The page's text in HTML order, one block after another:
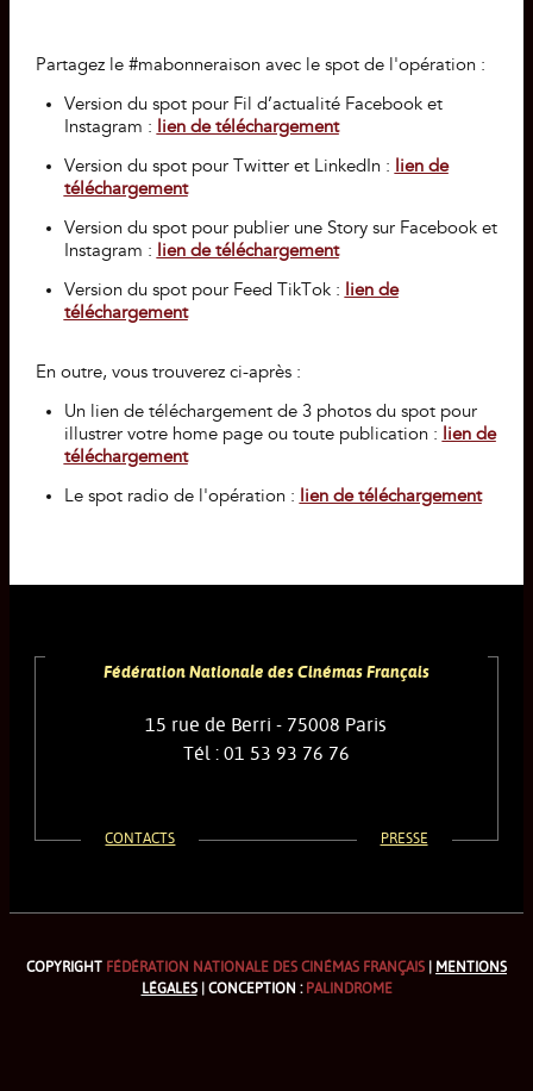
Partagez le #mabonneraison avec le spot de l'opération :
Version du spot pour Fil d’actualité Facebook et
Instagram : lien de téléchargement
Version du spot pour Twitter et LinkedIn : lien de
téléchargement
Version du spot pour publier une Story sur Facebook et
Instagram : lien de téléchargement
Version du spot pour Feed TikTok : lien de
téléchargement
En outre, vous trouverez ci-après :
Un lien de téléchargement de 3 photos du spot pour
illustrer votre home page ou toute publication : lien de
téléchargement
Le spot radio de l'opération : lien de téléchargement
Fédération Nationale des Cinémas Français
15 rue de Berri - 75008 Paris
Tél : 01 53 93 76 76
CONTACTS PRESSE
COPYRIGHT FÉDÉRATION NATIONALE DES CINÉMAS FRANÇAIS | MENTIONS
LÉGALES| CONCEPTION :PALINDROME